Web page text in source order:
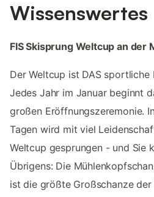
Wissenswertes
FIS Skisprung Weltcup an der
Der Weltcup ist DAS sportliche
Jedes Jahr im Januar beginnt
großen Eröffnungszeremonie.
Tagen wird mit viel
Weltcup gesprungen - und Sie
Übrigens: Die
ist die größte Großschanze der